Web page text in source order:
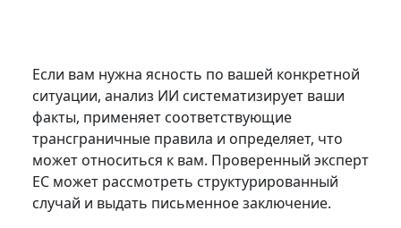
Если вам нужна ясность по вашей конкретной
ситуации, анализ ИИ систематизирует ваши
факты, применяет соответствующие
трансграничные правила и определяет, что
может относиться к вам. Проверенный эксперт
ЕС может рассмотреть структурированный
случай и выдать письменное заключение.